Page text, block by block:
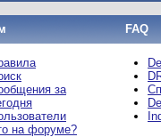
FAQ
за
на форуме?